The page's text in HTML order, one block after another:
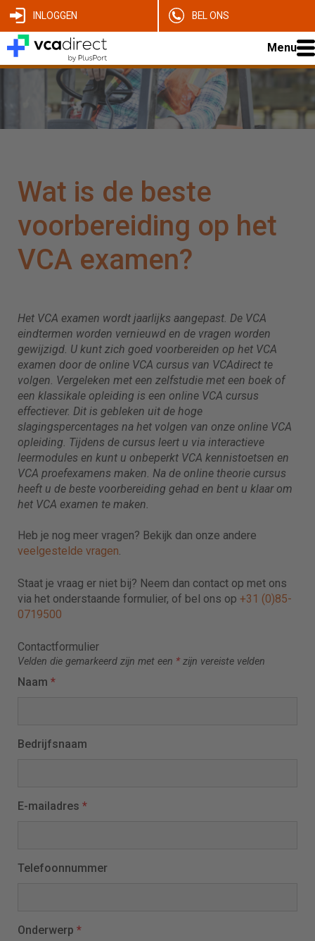
INLOGGEN BEL ONS
Menu
Wat is de beste
voorbereiding op het
VCA examen?
Het VCA examen wordt jaarlijks aangepast. De VCA
eindtermen worden vernieuwd en de vragen worden
gewijzigd. U kunt zich goed voorbereiden op het VCA
examen door de online VCA cursus van VCAdirect te
volgen. Vergeleken met een zelfstudie met een boek of
een klassikale opleiding is een online VCA cursus
effectiever. Dit is gebleken uit de hoge
slagingspercentages na het volgen van onze online VCA
opleiding. Tijdens de cursus leert u via interactieve
leermodules en kunt u onbeperkt VCA kennistoetsen en
VCA proefexamens maken. Na de online theorie cursus
heeft u de beste voorbereiding gehad en bent u klaar om
het VCA examen te maken.
Heb je nog meer vragen? Bekijk dan onze andere
veelgestelde vragen.
Staat je vraag er niet bij? Neem dan contact op met ons
via het onderstaande formulier, of bel ons op +31 (0)85-
0719500
Contactformulier
Velden die gemarkeerd zijn met een * zijn vereiste velden
Naam *
Bedrijfsnaam
E-mailadres *
Telefoonnummer
Onderwerp *